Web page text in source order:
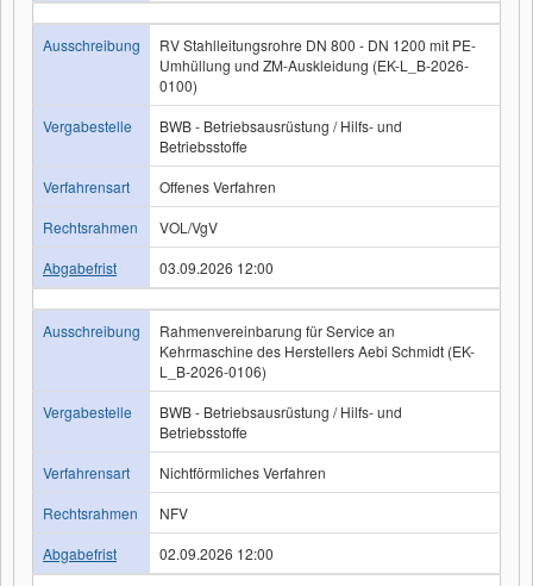
Ausschreibung
RV Stahlleitungsrohre DN 800 - DN 1200 mit PE-
Umhüllung und ZM-Auskleidung (EK-L_B-2026-
0100)
Vergabestelle
BWB - Betriebsausrüstung / Hilfs- und
Betriebsstoffe
Verfahrensart
Offenes Verfahren
Rechtsrahmen
VOL/VgV
Abgabefrist
03.09.2026 12:00
Ausschreibung
Rahmenvereinbarung für Service an
Kehrmaschine des Herstellers Aebi Schmidt (EK-
L_B-2026-0106)
Vergabestelle
BWB - Betriebsausrüstung / Hilfs- und
Betriebsstoffe
Verfahrensart
Nichtförmliches Verfahren
Rechtsrahmen
NFV
Abgabefrist
02.09.2026 12:00